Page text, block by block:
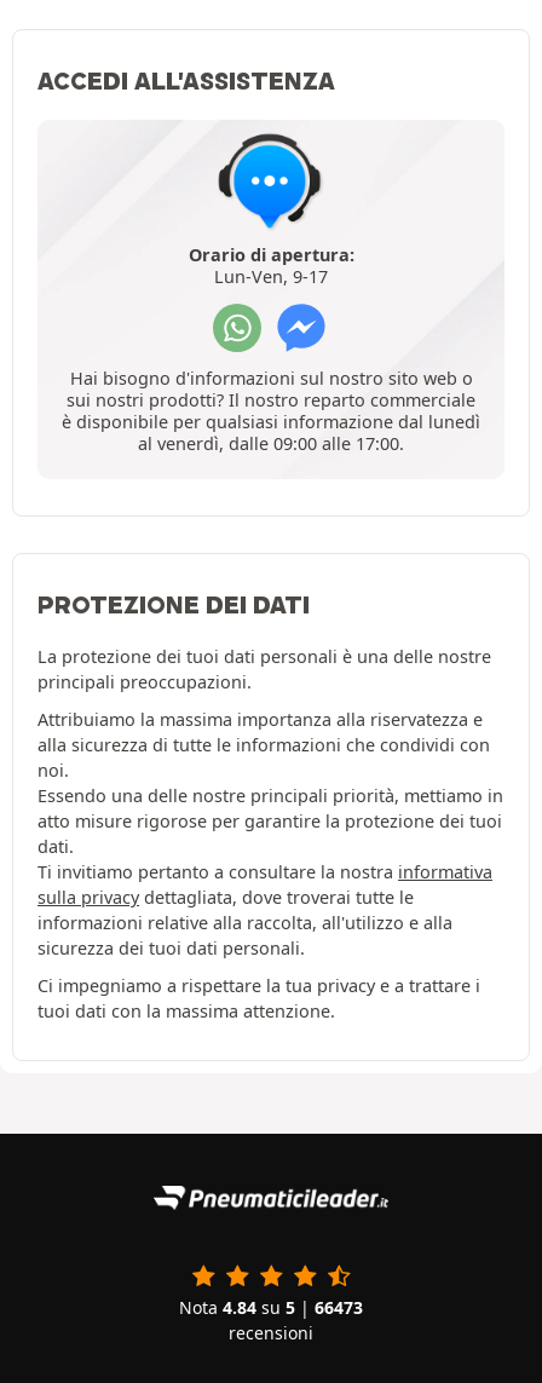
ACCEDI ALL'ASSISTENZA
Orario di apertura:
Lun-Ven, 9-17
Hai bisogno d'informazioni sul nostro sito web o
sui nostri prodotti? Il nostro reparto commerciale
è disponibile per qualsiasi informazione dal lunedì
al venerdì, dalle 09:00 alle 17:00.
PROTEZIONE DEI DATI
La protezione dei tuoi dati personali è una delle nostre
principali preoccupazioni.
Attribuiamo la massima importanza alla riservatezza e
alla sicurezza di tutte le informazioni che condividi con
noi.
Essendo una delle nostre principali priorità, mettiamo in
atto misure rigorose per garantire la protezione dei tuoi
dati.
Ti invitiamo pertanto a consultare la nostra informativa
sulla privacydettagliata, dove troverai tutte le
informazioni relative alla raccolta, all'utilizzo e alla
sicurezza dei tuoi dati personali.
Ci impegniamo a rispettare la tua privacy e a trattare i
tuoi dati con la massima attenzione.
Nota 4.84 su 5 | 66473
recensioni